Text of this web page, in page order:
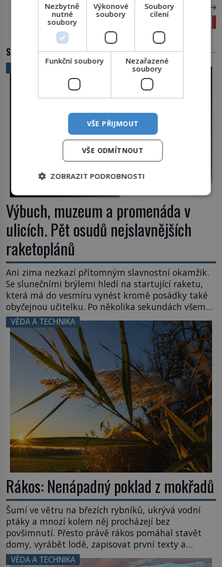
DALŠÍ ČLÁNEK
Záhadná epidemie, která děsila celý středověk
SOUVISEJÍCÍ ČLÁNKY
VĚDA A TECHNIKA
Výbuch, muzeum a promenáda v
ulicích. Pět osudů nejslavnějších
raketoplánů
Ani zima nezkazí přítomným slavnostní okamžik.
Se slunečními brýlemi hledí na startující raketu,
která má do vesmíru vynést kromě posádky také
obyčejnou učitelku. Po několika sekundách všem
ztuhnou úsměvy, stroj totiž exploduje. Jejich
konstrukce není z levného kraje, daňové
poplatníky stojí miliardy dolarů. Na druhou stranu
zvládnou jen představitelné věci. Na malé kousky
Název: Columbia První […]
VĚDA A TECHNIKA
Rákos: Nenápadný poklad z mokřadů
Šumí ve větru na březích rybníků, ukrývá vodní
ptáky a mnozí kolem něj procházejí bez
povšimnutí. Přesto právě rákos pomáhal stavět
domy, vyrábět lodě, zapisovat první texty a
inspiroval řadu pověstí. Tato skromná, ale
VĚDA A TECHNIKA
Nezbytně
nutné
soubory
Výkonové
soubory
Soubory
cílení
Funkční soubory
Nezařazené
soubory
VŠE PŘIJMOUT
VŠE ODMÍTNOUT
ZOBRAZIT PODROBNOSTI